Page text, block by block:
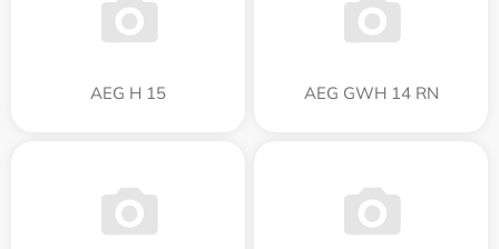
AEG H 15 AEG GWH 14 RN